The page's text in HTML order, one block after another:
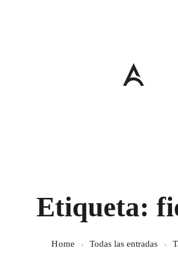
Etiqueta:
Home Todas las entradas